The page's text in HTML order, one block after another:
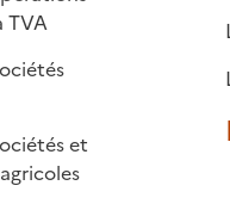
TVA
et